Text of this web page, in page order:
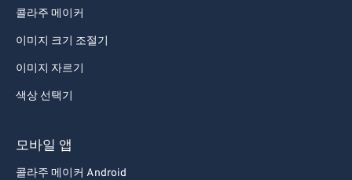
콜라주 메이커
이미지 크기 조절기
이미지 자르기
색상 선택기
모바일 앱
콜라주 메이커 Android